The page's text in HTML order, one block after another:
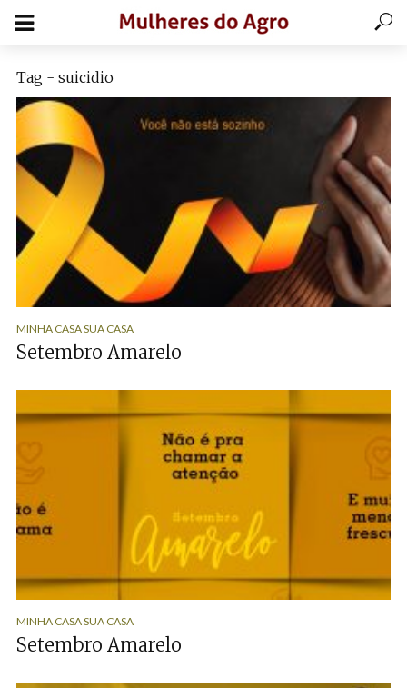
Tag - suicidio
MINHA CASA SUA CASA
Setembro Amarelo
MINHA CASA SUA CASA
Setembro Amarelo